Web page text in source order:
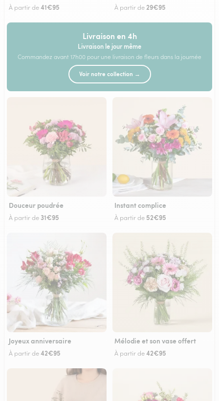
À partir de41€95 À partir de 29€95
Livraison en 4h
Livraison le jour même
Commandez avant 17h00 pour une livraison de fleurs dans la journée
Voir notre collection →
Douceur poudrée
À partir de 31€95
Instant complice
À partir de 52€95
Joyeux anniversaire
À partir de42€95
Mélodie et son vase offert
À partir de42€95